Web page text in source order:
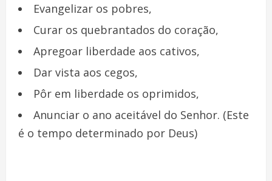
Evangelizar os pobres,
Curar os quebrantados do coração,
Apregoar liberdade aos cativos,
Dar vista aos cegos,
Pôr em liberdade os oprimidos,
Anunciar o ano aceitável do Senhor. (Este
é o tempo determinado por Deus)